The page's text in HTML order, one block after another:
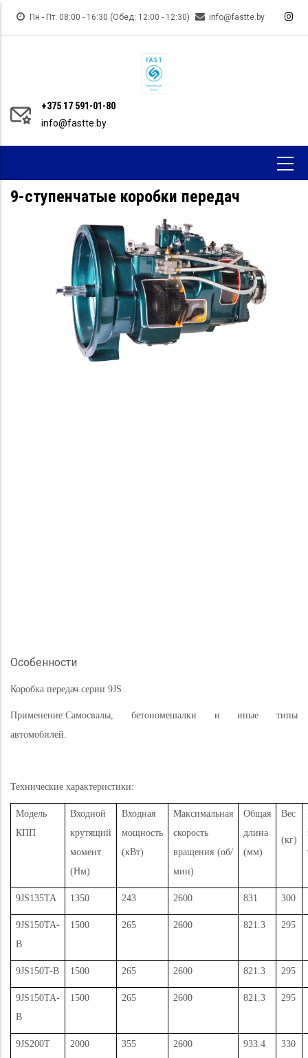
Перейти
Пн - Пт: 08:00 - 16:30 (Обед: 12:00 - 12:30) info@fastte.by
+375 17 591-01-80
info@fastte.by
9-ступенчатые коробки передач
Особенности
Коробка передач серии 9JS
Применение:Самосвалы, бетономешалки и иные типы
автомобилей.
Технические характеристики:
Модель
КПП
Входной
крутящий
момент
(Нм)
Входная
мощность
(кВт)
Максимальная
скорость
вращения (об/
мин)
Общая
длина
(мм)
Вес
(кг)
9JS135TA 1350 243 2600 831 300
9JS150TA-
B
1500 265 2600 821.3 295
9JS150T-B 1500 265 2600 821.3 295
9JS150TA-
B
1500 265 2600 821.3 295
9JS200T 2000 355 2600 933.4 330